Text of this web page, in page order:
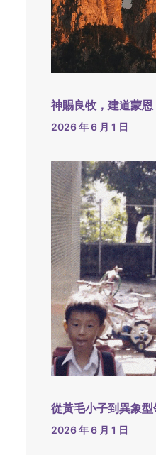
神賜良牧，建道蒙
2026 年 6 月 1 日
從黃毛小子到異象
2026 年 6 月 1 日